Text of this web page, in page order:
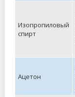
Изопропиловый
спирт
Ацетон